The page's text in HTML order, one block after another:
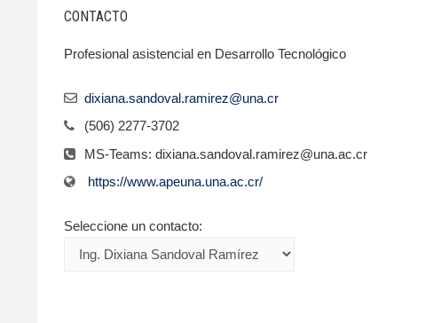
CONTACTO
Profesional asistencial en Desarrollo Tecnológico
dixiana.sandoval.ramirez@una.cr
(506) 2277-3702
MS-Teams: dixiana.sandoval.ramirez@una.ac.cr
https://www.apeuna.una.ac.cr/
Seleccione un contacto: